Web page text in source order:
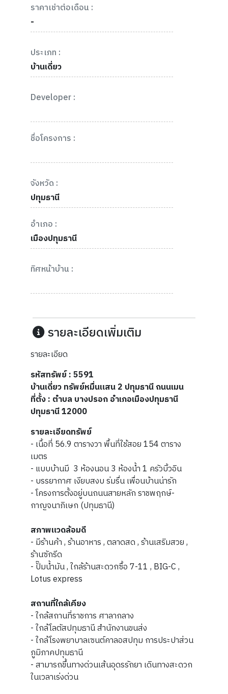
ราคาเช่าต่อเดือน :
-
ประเภท :
บ้านเดี่ยว
Developer :
ชื่อโครงการ :
จังหวัด :
ปทุมธานี
อำเภอ :
เมืองปทุมธานี
ทิศหน้าบ้าน :
รายละเอียดเพิ่มเติม
รายละเอียด
รหัสทรัพย์ : 5591
บ้านเดี่ยว ทรัพย์หมื่นแสน 2 ปทุมธานี ถนนเมน
ที่ตั้ง : ตำบล บางปรอก อำเภอเมืองปทุมธานี
ปทุมธานี 12000
รายละเอียดทรัพย์
- เนื้อที่ 56.9 ตารางวา พื้นที่ใช้สอย 154 ตาราง
เมตร
- แบบบ้านมี 3 ห้องนอน 3 ห้องน้ำ 1 ครัวบิ้วอิน
- บรรยากาศ เงียบสงบ ร่มรื่น เพื่อนบ้านน่ารัก
- โครงการตั้งอยู่บนถนนสายหลัก ราชพฤกษ์-
กาญจนาภิเษก (ปทุมธานี)
สภาพแวดล้อมดี
- มีร้านค้า , ร้านอาหาร , ตลาดสด , ร้านเสริมสวย ,
ร้านซักรีด
- ปั๊มน้ำมัน , ใกล้ร้านสะดวกซื้อ 7-11 , BIG-C ,
Lotus express
สถานที่ใกล้เคียง
- ใกล้สถานที่ราชการ ศาลากลาง
- ใกล้โลตัสปทุมธานี สำนักงานขนส่ง
- ใกล้โรงพยาบาลเซนต์คาลอสปทุม การประปาส่วน
ภูมิภาคปทุมธานี
- สามารถขึ้นทางด่วนเส้นอุดรรัถยา เดินทางสะดวก
ในเวลาเร่งด่วน